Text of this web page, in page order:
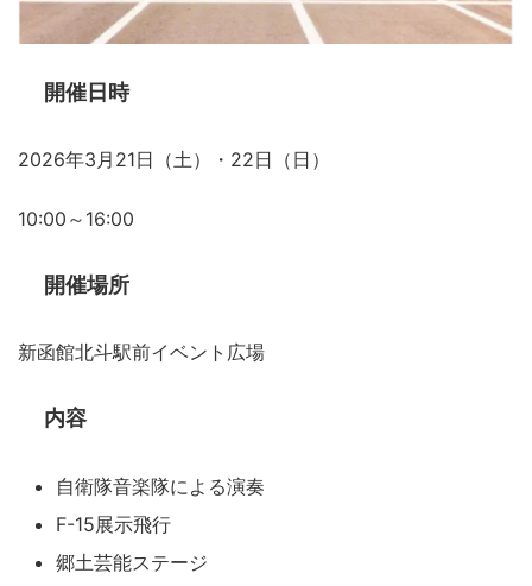
開催日時
2026年3月21日（土）・22日（日）
10:00～16:00
開催場所
新函館北斗駅前イベント広場
内容
自衛隊音楽隊による演奏
F-15展示飛行
郷土芸能ステージ